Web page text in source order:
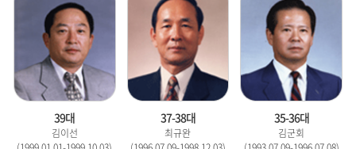
39대
김이선
37-38대
최규완
35-36대
김군회